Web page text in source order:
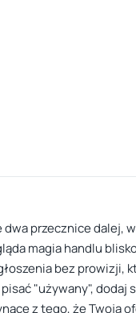
przecznice dalej,
magia handlu
bez prowizji,
"używany", dodaj
z tego, że Twoja